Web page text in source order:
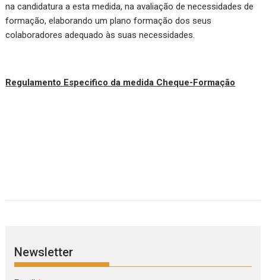
na candidatura a esta medida, na avaliação de necessidades de
formação, elaborando um plano formação dos seus
colaboradores adequado às suas necessidades.
Regulamento Especifico da medida Cheque-Formação
Newsletter